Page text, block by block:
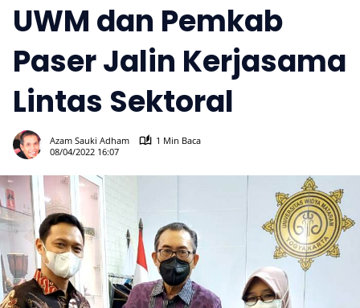
UWM dan Pemkab
Paser Jalin Kerjasama
Lintas Sektoral
Azam Sauki Adham
1 Min Baca
08/04/2022 16:07